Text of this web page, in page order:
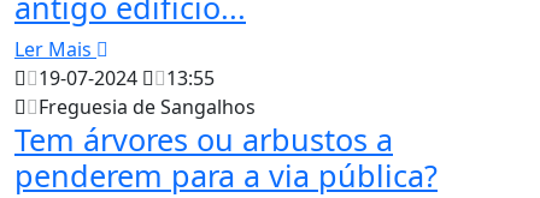
Ler Mais
19-07-2024
13:55
Freguesia de Sangalhos
Tem árvores ou arbustos a
penderem para a via pública?